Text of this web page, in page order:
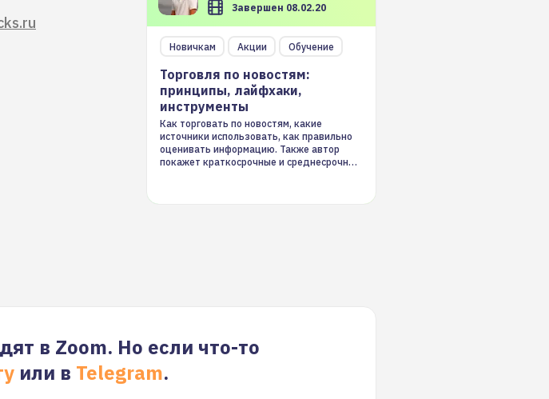
Завершен 08.02.20
Новичкам Акции Обучение
Торговля по новостям:
принципы, лайфхаки,
инструменты
Как торговать по новостям, какие
источники использовать, как правильно
оценивать информацию. Также автор
покажет краткосрочные и среднесрочные
в Zoom. Но если что-то
или в Telegram.